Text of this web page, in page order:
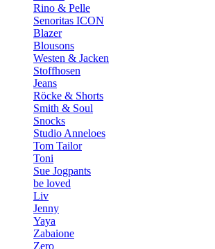
Rino & Pelle
Senoritas ICON
Blazer
Blousons
Westen & Jacken
Stoffhosen
Jeans
Röcke & Shorts
Smith & Soul
Snocks
Studio Anneloes
Tom Tailor
Toni
Sue Jogpants
be loved
Liv
Jenny
Yaya
Zabaione
Zero